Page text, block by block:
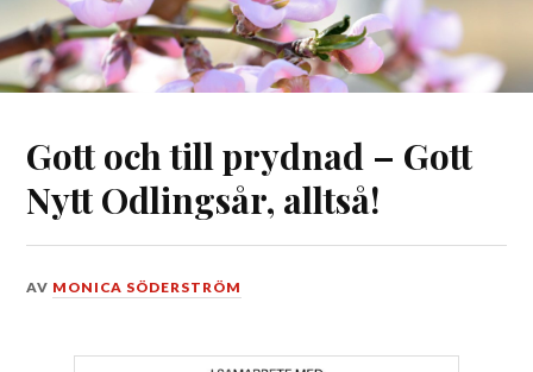
Gott och till prydnad – Gott
Nytt Odlingsår, alltså!
DEN
AV MONICA SÖDERSTRÖM